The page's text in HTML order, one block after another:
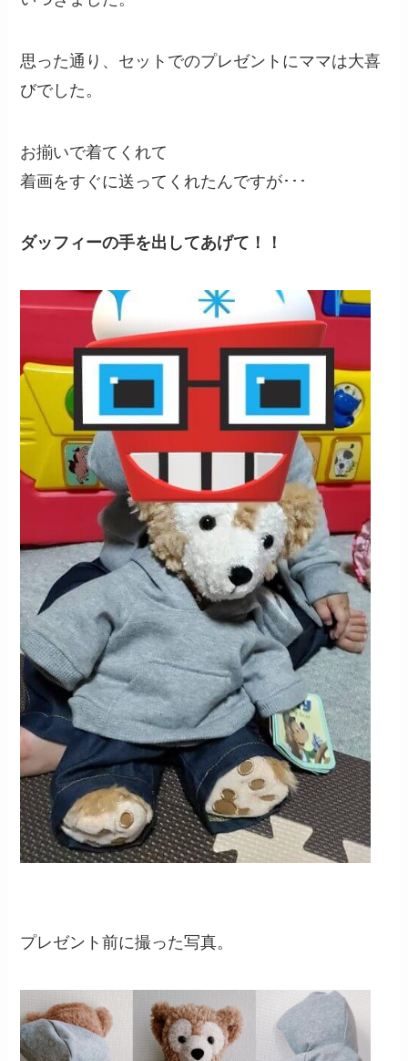
思った通り、セットでのプレゼントにママは大喜
びでした。
お揃いで着てくれて
着画をすぐに送ってくれたんですが･･･
ダッフィーの手を出してあげて！！
プレゼント前に撮った写真。